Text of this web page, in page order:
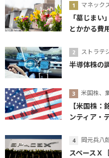
マネック
「墓じま
とかかる費
ストラテ
半導体株の
米国株、
【米国株
ンティア・
岡元兵八
スペースＸ